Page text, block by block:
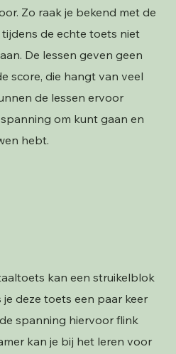
Zo raak je bekend met de
de echte toets niet
De lessen geven geen
score, die hangt van veel
de lessen ervoor
om kunt gaan en
hebt.
kan een struikelblok
je deze toets een paar keer
spanning hiervoor flink
kan je bij het leren voor